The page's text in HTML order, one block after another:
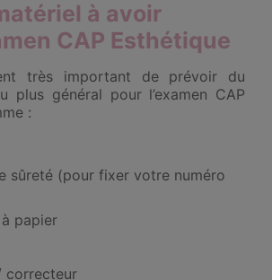
à avoir
CAP Esthétique
très important de prévoir du
plus général pour l’examen CAP
:
sûreté (pour fixer votre numéro
papier
correcteur